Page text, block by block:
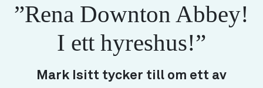
min
hyra
Så här
lägenhet
”Rena Downton Abbey!
I ett hyreshus!”
Mark Isitt tycker till om ett av